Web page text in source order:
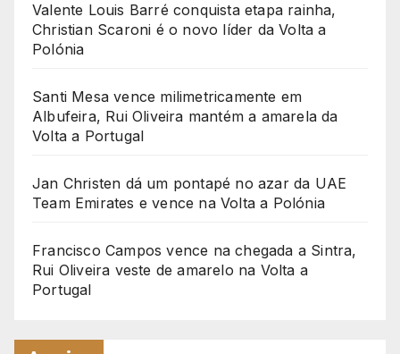
Valente Louis Barré conquista etapa rainha,
Christian Scaroni é o novo líder da Volta a
Polónia
Santi Mesa vence milimetricamente em
Albufeira, Rui Oliveira mantém a amarela da
Volta a Portugal
Jan Christen dá um pontapé no azar da UAE
Team Emirates e vence na Volta a Polónia
Francisco Campos vence na chegada a Sintra,
Rui Oliveira veste de amarelo na Volta a
Portugal